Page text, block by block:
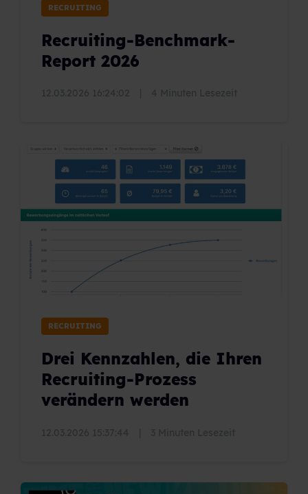
RECRUITING
Recruiting-Benchmark-
Report 2026
RECRUITING
Drei Kennzahlen, die Ihren
Recruiting-Prozess
verändern werden